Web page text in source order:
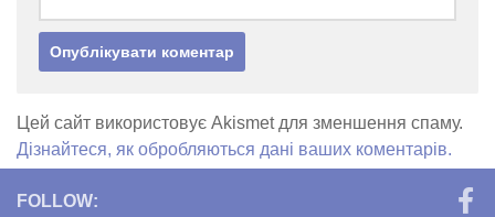
Цей сайт використовує Akismet для зменшення спаму.
Дізнайтеся, як обробляються дані ваших коментарів.
FOLLOW: